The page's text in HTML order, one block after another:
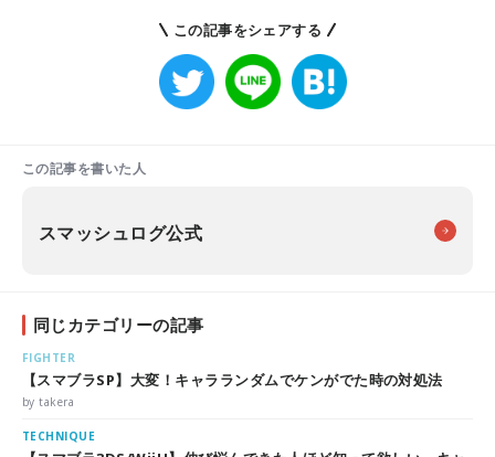
この記事をシェアする
この記事を書いた人
スマッシュログ公式
同じカテゴリーの記事
FIGHTER
【スマブラSP】大変！キャラランダムでケンがでた時の対処法
by takera
TECHNIQUE